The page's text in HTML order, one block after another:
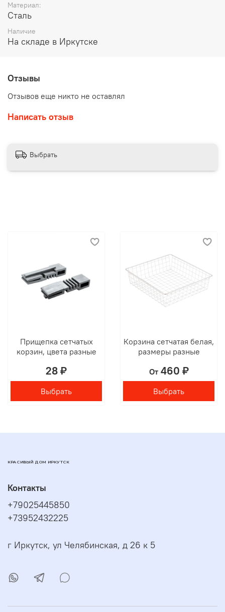
Материал:
Сталь
Наличие
На складе в Иркутске
Отзывы
Отзывов еще никто не оставлял
Написать отзыв
Выбрать
Прищепка сетчатых
корзин, цвета разные
28 ₽
Выбрать
Корзина сетчатая белая,
размеры разные
От 460 ₽
Выбрать
КРАСИВЫЙ ДОМ ИРКУТСК
Контакты
+79025445850
+73952432225
г Иркутск, ул Челябинская, д 26 к 5